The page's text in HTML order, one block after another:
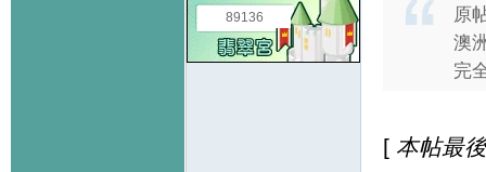
89136
原
澳
完
[ 本帖最